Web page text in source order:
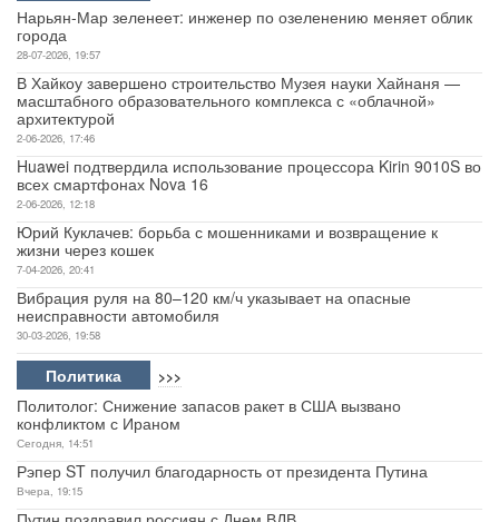
Нарьян-Мар зеленеет: инженер по озеленению меняет облик
города
28-07-2026, 19:57
В Хайкоу завершено строительство Музея науки Хайнаня —
масштабного образовательного комплекса с «облачной»
архитектурой
2-06-2026, 17:46
Huawei подтвердила использование процессора Kirin 9010S во
всех смартфонах Nova 16
2-06-2026, 12:18
Юрий Куклачев: борьба с мошенниками и возвращение к
жизни через кошек
7-04-2026, 20:41
Вибрация руля на 80–120 км/ч указывает на опасные
неисправности автомобиля
30-03-2026, 19:58
Политика >>>
Политолог: Снижение запасов ракет в США вызвано
конфликтом с Ираном
Сегодня, 14:51
Рэпер ST получил благодарность от президента Путина
Вчера, 19:15